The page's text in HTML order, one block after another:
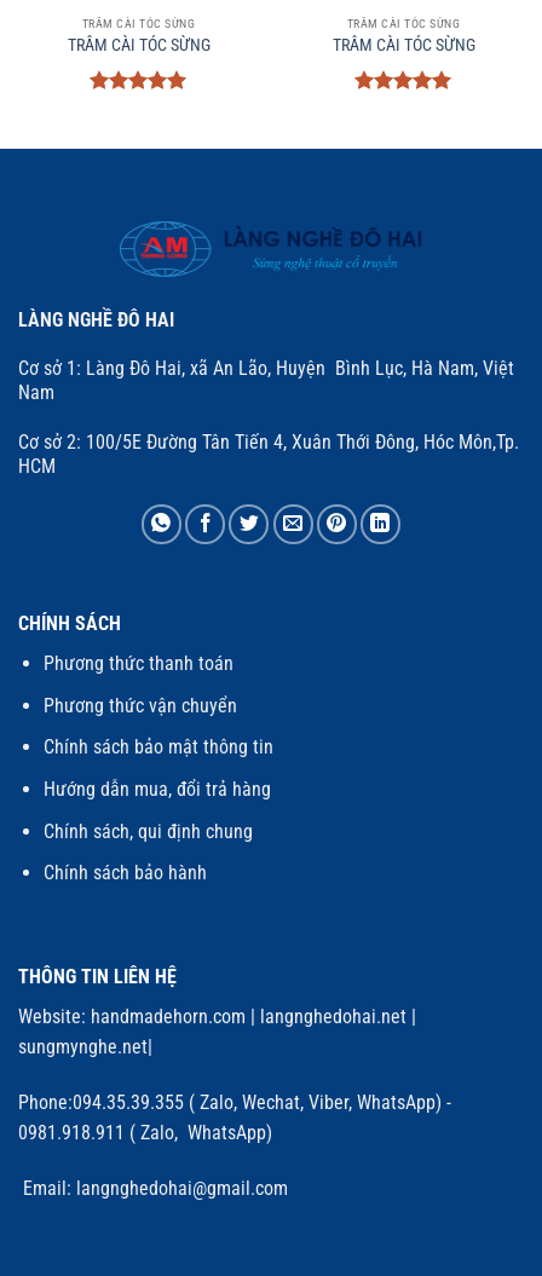
TRÂM CÀI TÓC SỪNG
TRÂM CÀI TÓC SỪNG
sao
TRÂM CÀI TÓC SỪNG
TRÂM CÀI TÓC SỪNG
sao
LÀNG NGHỀ ĐÔ HAI
Cơ sở 1: Làng Đô Hai, xã An Lão, Huyện Bình Lục, Hà Nam, Việt
Nam
Cơ sở 2: 100/5E Đường Tân Tiến 4, Xuân Thới Đông, Hóc Môn,Tp.
HCM
CHÍNH SÁCH
Phương thức thanh toán
Phương thức vận chuyển
Chính sách bảo mật thông tin
Hướng dẫn mua, đổi trả hàng
Chính sách, qui định chung
Chính sách bảo hành
THÔNG TIN LIÊN HỆ
Website: handmadehorn.com | langnghedohai.net |
sungmynghe.net|
Phone:094.35.39.355 ( Zalo, Wechat, Viber, WhatsApp) -
0981.918.911 ( Zalo, WhatsApp)
Email: langnghedohai@gmail.com